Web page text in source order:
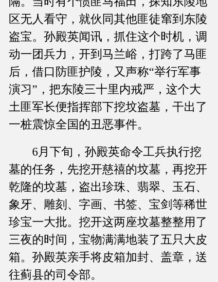
区无人看守，就伙同其他匪徒窜到东陵
盗宝。孙殿英闻讯，抓住这个时机，调
动一团兵力，开到马兰峪，打跨了马匪
后，借口防匪护陵，又声称“举行军事
演习”，把东陵三十里内戒严，这个大
土匪军长便指挥部下挖坟盗墓，干出了
一桩震惊全国的丑恶事件。
6月下旬，孙殿英命令工兵执行挖
墓的任务，先挖开慈禧的坟墓，再挖开
乾隆的坟墓，盗出珍珠、翡翠、玉石、
象牙、雕刻、字画、书签、宝剑等稀世
珍宝一大批。挖开这两座坟墓整整用了
三夜的时间，宝物满满地装了五只大皮
箱。孙殿英亲手将皮箱加封、盖章，送
往蓟县的司令部。